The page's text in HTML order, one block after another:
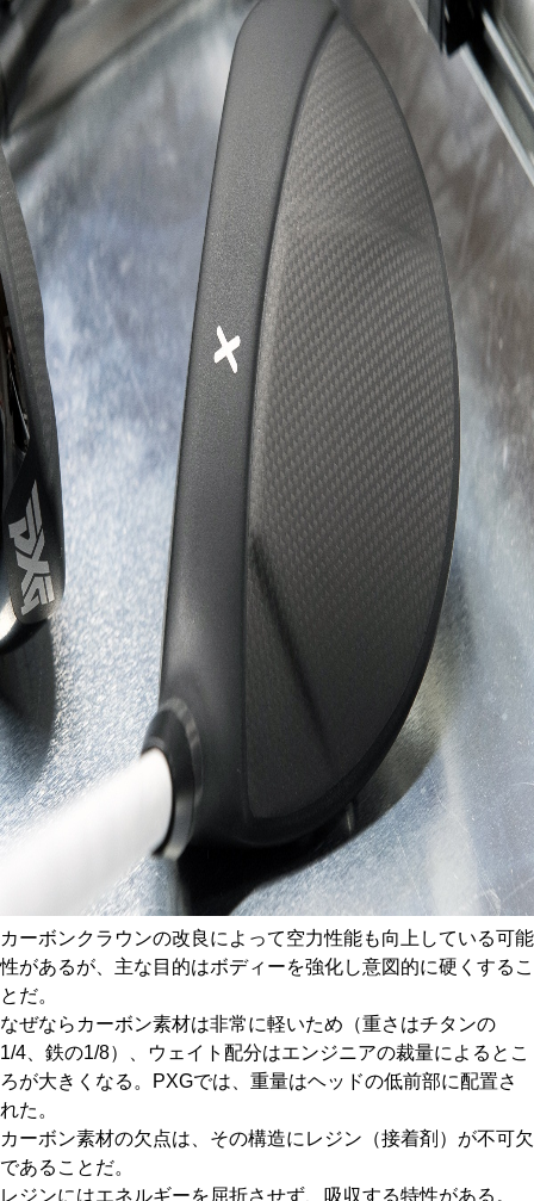
カーボンクラウンの改良によって空力性能も向上している可能
性があるが、主な目的はボディーを強化し意図的に硬くするこ
とだ。
なぜならカーボン素材は非常に軽いため（重さはチタンの
1/4、鉄の1/8）、ウェイト配分はエンジニアの裁量によるとこ
ろが大きくなる。PXGでは、重量はヘッドの低前部に配置さ
れた。
カーボン素材の欠点は、その構造にレジン（接着剤）が不可欠
であることだ。
レジンにはエネルギーを屈折させず、吸収する特性がある。